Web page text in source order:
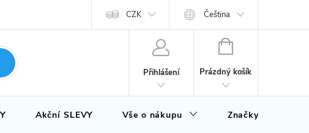
CZK Čeština
Přihlášení
NÁKUPNÍ
Prázdný košík
Akční SLEVY Vše o nákupu Značky